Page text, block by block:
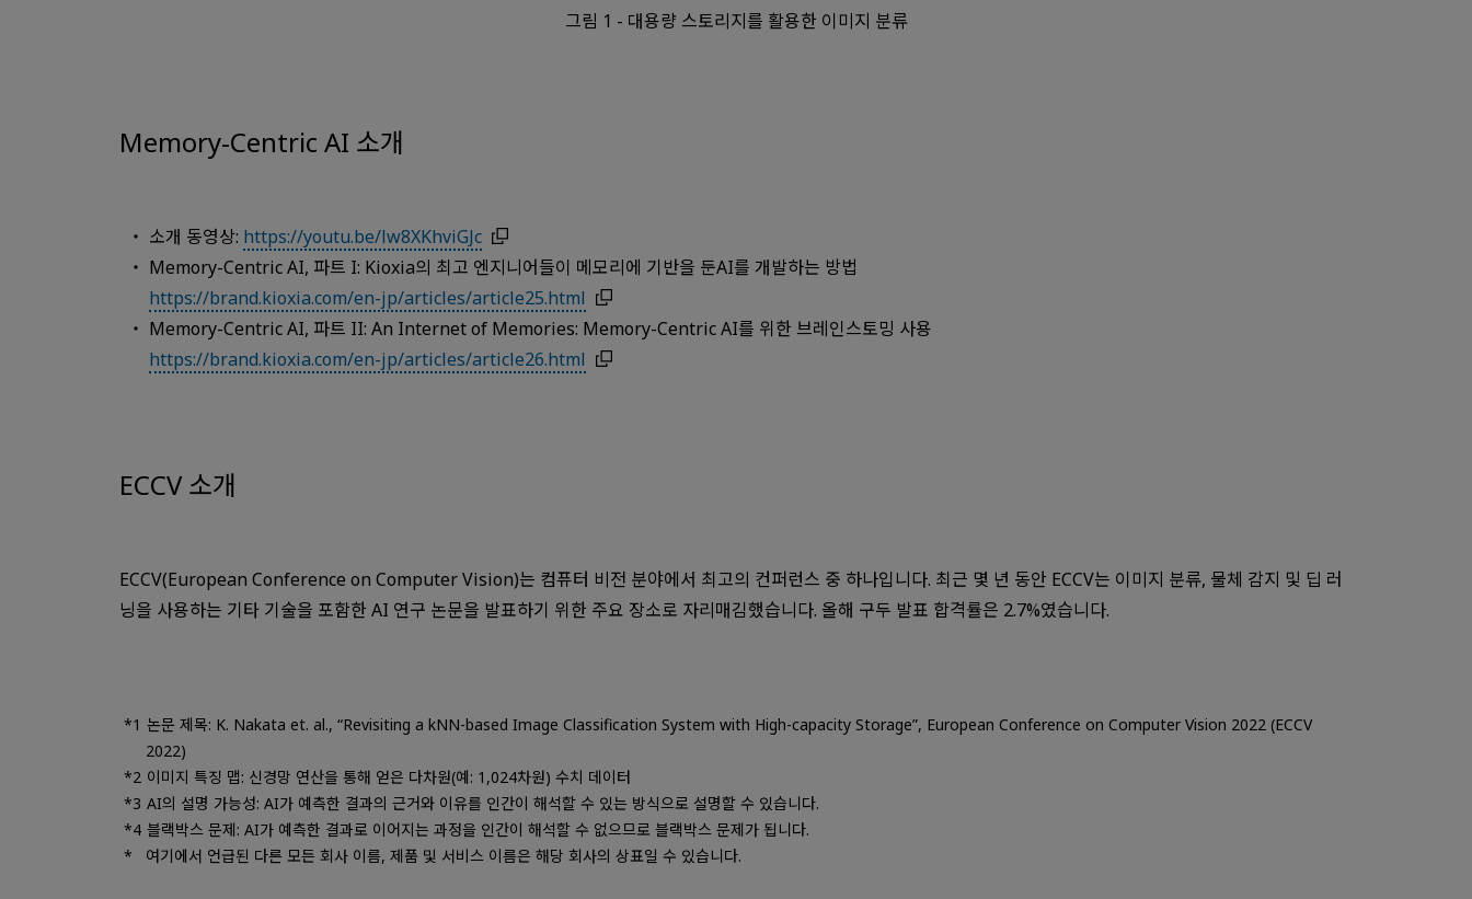
그림 1 - 대용량 스토리지를 활용한 이미지 분류
Memory-Centric AI 소개
소개 동영상: https://youtu.be/lw8XKhviGJc
Memory-Centric AI, 파트 I: Kioxia의 최고 엔지니어들이 메모리에 기반을 둔AI를 개발하는 방법
https://brand.kioxia.com/en-jp/articles/article25.html
Memory-Centric AI, 파트 II: An Internet of Memories: Memory-Centric AI를 위한 브레인스토밍 사용
https://brand.kioxia.com/en-jp/articles/article26.html
ECCV 소개
ECCV(European Conference on Computer Vision)는 컴퓨터 비전 분야에서 최고의 컨퍼런스 중 하나입니다. 최근 몇 년 동안 ECCV는 이미지 분류, 물체 감지 및 딥 러
닝을 사용하는 기타 기술을 포함한 AI 연구 논문을 발표하기 위한 주요 장소로 자리매김했습니다. 올해 구두 발표 합격률은 2.7%였습니다.
논문 제목: K. Nakata et. al., “Revisiting a kNN-based Image Classification System with High-capacity Storage”, European Conference on Computer Vision 2022 (ECCV
2022)
이미지 특징 맵: 신경망 연산을 통해 얻은 다차원(예: 1,024차원) 수치 데이터
AI의 설명 가능성: AI가 예측한 결과의 근거와 이유를 인간이 해석할 수 있는 방식으로 설명할 수 있습니다.
블랙박스 문제: AI가 예측한 결과로 이어지는 과정을 인간이 해석할 수 없으므로 블랙박스 문제가 됩니다.
여기에서 언급된 다른 모든 회사 이름, 제품 및 서비스 이름은 해당 회사의 상표일 수 있습니다.